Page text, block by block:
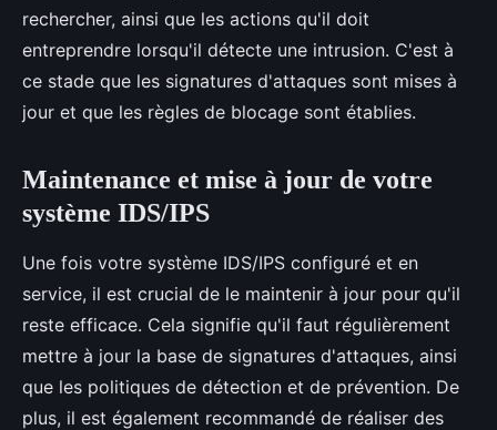
rechercher, ainsi que les actions qu'il doit
entreprendre lorsqu'il détecte une intrusion. C'est à
ce stade que les signatures d'attaques sont mises à
jour et que les règles de blocage sont établies.
Maintenance et mise à jour de votre
système IDS/IPS
Une fois votre système IDS/IPS configuré et en
service, il est crucial de le maintenir à jour pour qu'il
reste efficace. Cela signifie qu'il faut régulièrement
mettre à jour la base de signatures d'attaques, ainsi
que les politiques de détection et de prévention. De
plus, il est également recommandé de réaliser des